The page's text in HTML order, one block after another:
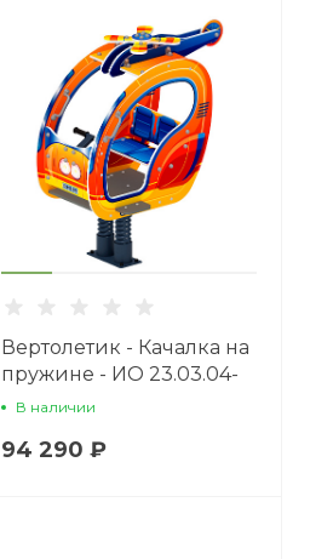
Вертолетик - Качалка на
пружине - ИО 23.03.04-
01В наличии
94 290 ₽